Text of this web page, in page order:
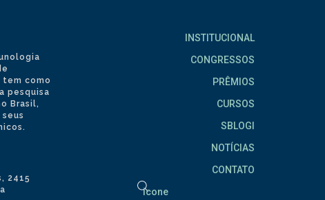
como
pesquisa
Brasil,
2415
INSTITUCIONAL
CONGRESSOS
PRÊMIOS
CURSOS
SBLOGI
NOTÍCIAS
CONTATO
icone